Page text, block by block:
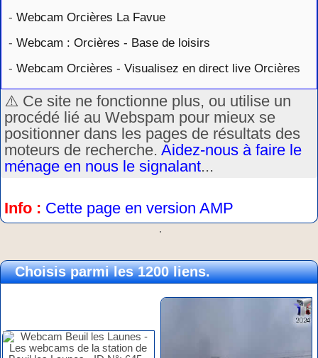
- Webcam Orcières La Favue
- Webcam : Orcières - Base de loisirs
- Webcam Orcières - Visualisez en direct live Orcières
⚠️ Ce site ne fonctionne plus, ou utilise un
procédé lié au Webspam pour mieux se
positionner dans les pages de résultats des
moteurs de recherche. Aidez-nous à faire le
ménage en nous le signalant...
Info : Cette page en version AMP
.
Choisis parmi les 1200 liens.